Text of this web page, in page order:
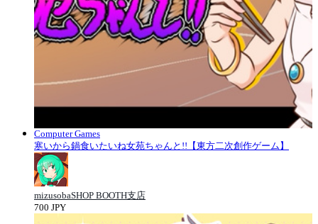
Computer Games
寒いから鍋食いたいね女苑ちゃんと!!【東方二次創作ゲーム】
mizusobaSHOP BOOTH支店
700 JPY